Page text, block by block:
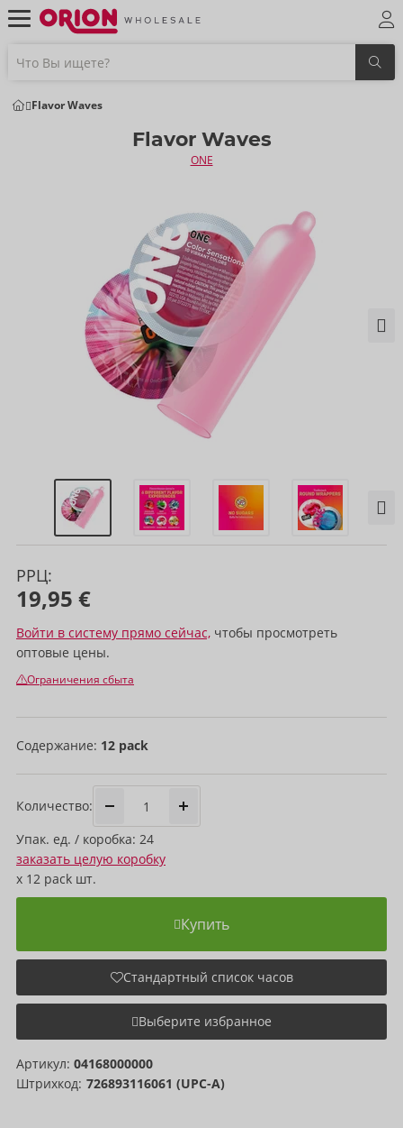
Flavor Waves
Flavor Waves
ONE
РРЦ:
19,95 €
Войти в систему прямо сейчас, чтобы просмотреть
оптовые цены.
Ограничения сбыта
Содержание: 12 pack
Количество:
Упак. ед. / коробка: 24
заказать целую коробку
x 12 pack шт.
Купить
Стандартный список часов
Выберите избранное
Артикул: 04168000000
Штрихкод: 726893116061 (UPC-A)